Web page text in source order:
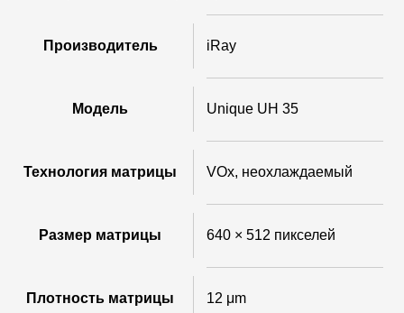
Производитель iRay
Модель Unique UH 35
Технология матрицы VOx, неохлаждаемый
Размер матрицы 640 × 512 пикселей
Плотность матрицы 12 μm